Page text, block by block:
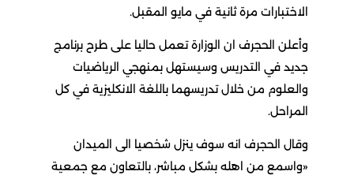
الاختبارات مرة ثانية في مايو المقبل.
وأعلن الحجرف ان الوزارة تعمل حاليا على طرح برنامج
جديد في التدريس وسيستهل بمنهجي الرياضيات
والعلوم من خلال تدريسهما باللغة الانكليزية في كل
المراحل.
وقال الحجرف انه سوف ينزل شخصيا الى الميدان
«واسمع من اهله بشكل مباشر، بالتعاون مع جمعية